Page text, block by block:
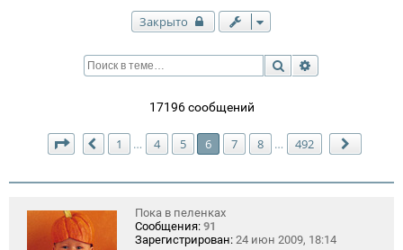
Закрыто
Поиск
17196 сообщений
Страница 6из 492
Пред.
1 … 4 5 6 7 8 … 492
Пока в пеленках
Сообщения: 91
Зарегистрирован: 24 июн 2009, 18:14